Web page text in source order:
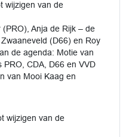
wijzigen van de
Anja de Rijk – de
(D66) en Roy
de agenda: Motie van
CDA, D66 en VVD
van Mooi Kaag en
wijzigen van de